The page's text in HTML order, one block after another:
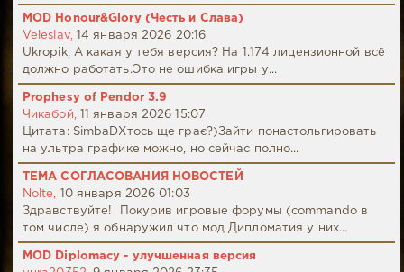
MOD Honour&Glory (Честь и Слава)
Veleslav,
14 января 2026 20:16
Ukropik, А какая у тебя версия? На 1.174 лицензионной всё
должно работать.Это не ошибка игры у...
Prophesy of Pendor 3.9
Чикабой,
11 января 2026 15:07
Цитата: SimbaDХтось ще грає?)Зайти понастольгировать
на ультра графике можно, но сейчас полно...
ТЕМА СОГЛАСОВАНИЯ НОВОСТЕЙ
Nolte,
10 января 2026 01:03
Здравствуйте! Покурив игровые форумы (commando в
том числе) я обнаружил что мод Дипломатия у них...
MOD Diplomacy - улучшенная версия